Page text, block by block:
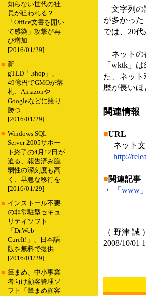
知らない世代の社
員が狙われる？
「Office文書を開い
て感染」攻撃が再
び増加
[2016/01/29]
■ 新
gTLD「.shop」、
49億円でGMOが落
札、Amazonや
Googleなどに競り
勝つ
[2016/01/29]
■ Windows SQL
Server 2005サポー
ト終了の4月12日が
迫る、報告済み脆
弱性の深刻度も高
く、早急な移行を
[2016/01/29]
■ インストール不要
の非常駐型セキュ
リティソフト
「Dr.Web
CureIt!」、日本語
版を無料で提供
[2016/01/29]
■ 筆まめ、中小事業
者向け顧客管理ソ
フト「筆まめ顧客
文字列の
が多かった
では、20代
ネットの
「wktk」
た、ネッ
歴が長いほ
関連情報
■URL
ネット文
http://
■関連記事
・
「www
（ 野津 誠 ）
2008/10/01